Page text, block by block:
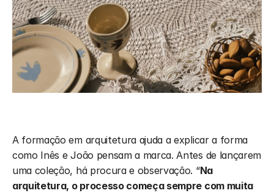
A formação em arquitetura ajuda a explicar a forma
como Inês e João pensam a marca. Antes de lançarem
uma coleção, há procura e observação. “Na
arquitetura, o processo começa sempre com muita